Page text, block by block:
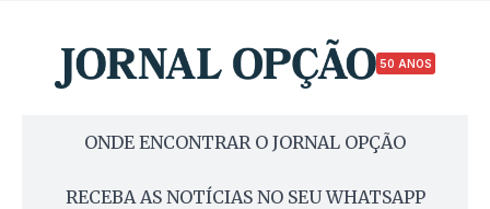
50 ANOS
ONDE ENCONTRAR O JORNAL OPÇÃO
RECEBA AS NOTÍCIAS NO SEU WHATSAPP